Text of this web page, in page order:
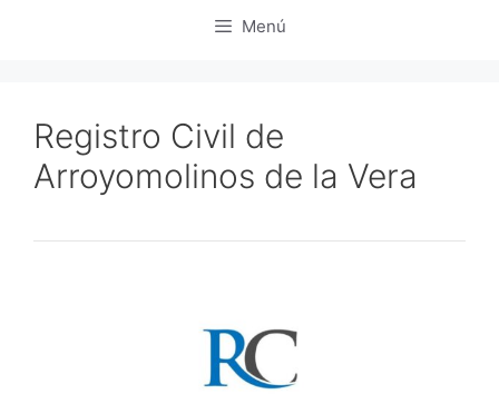
Menú
Registro Civil de
Arroyomolinos de la Vera